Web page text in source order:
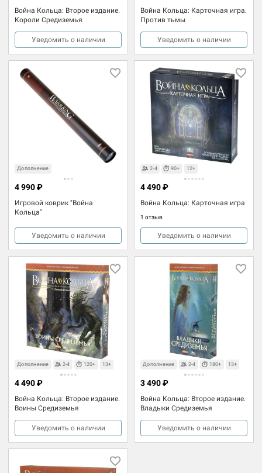
Война Кольца: Второе издание.
Короли Средиземья
Уведомить о наличии
Война Кольца: Карточная игра.
Против тьмы
Уведомить о наличии
Дополнение
Игровой коврик "Война
Кольца"
4 990 ₽
Уведомить о наличии
2-4 90+ 12+
Война Кольца: Карточная игра
1 отзыв
4 490 ₽
Уведомить о наличии
Дополнение 2-4 120+ 13+
Война Кольца: Второе издание.
Воины Средиземья
4 490 ₽
Уведомить о наличии
Дополнение 2-4 180+ 13+
Война Кольца: Второе издание.
Владыки Средиземья
3 490 ₽
Уведомить о наличии